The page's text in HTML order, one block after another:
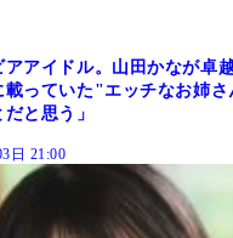
アアイドル。山田かなが卓
載っていた"エッチなお姉
と思う」
日 21:00